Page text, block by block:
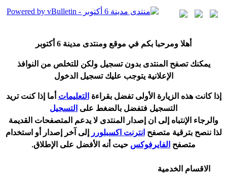
هلا ومرحبا بكم في موقع ومنتدى مدينة 6 أكتوبر
يمكنك تصفح المنتدى بدون تسجيل ولكن للتخلص من النوافذ
الإعلانية يتوجب عليك تسجيل الدخول
إذا كانت هذه الزيارة الأولى تفضل بقراءة التعليمات ما إذا كنت تريد
التسجيل فتفضل بالضغط على التسجيل
والرجاء الإنتباه إلى ان إصدار المنتدى لا يدعم المتصفحات القديمة
لذا ننصح بترقية متصفح انترنت اكسبلورر إلى آخر إصدار أو استخدام
متصفح الفايرفوكس حيت نه الأفضل على الإطلاق.
الاقسام الخدمية